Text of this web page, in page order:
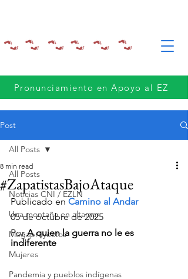
Pronunciamiento en Apoyo al EZ
Post
All Posts
Noticias CNI / EZLN
Una montaña en altamar
Megaproyectos
Mujeres
Pandemia y pueblos indígenas
All Posts
#ZapatistasBajoAtaque
8 min read
Publicado en Camino al Andar
05 de octubre de 2025
Por A quien la guerra no le es
indiferente